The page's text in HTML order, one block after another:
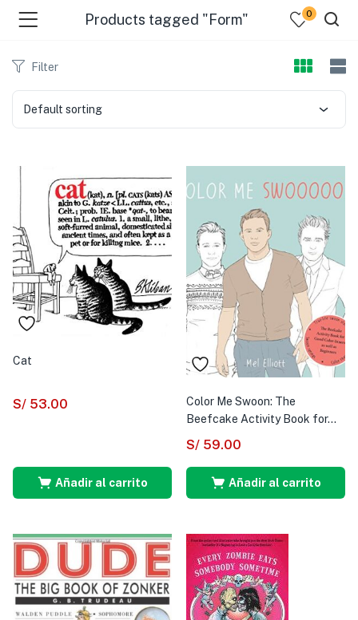
Products tagged "Form" 0
Filter
Default sorting
Cat
S/ 53.00
Añadir al carrito
Color Me Swoon: The
Beefcake Activity Book for...
S/ 59.00
Añadir al carrito